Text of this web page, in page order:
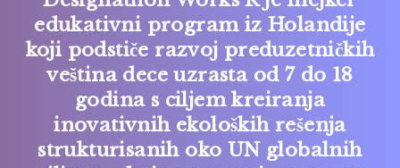
edukativni program iz Holandije
koji podstiče razvoj preduzetničkih
veština dece uzrasta od 7 do 18
godina s ciljem kreiranja
inovativnih ekoloških rešenja
strukturisanih oko UN globalnih